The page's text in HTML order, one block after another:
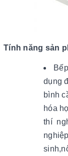
Tính năng sản
dụng
bình
hóa
thí